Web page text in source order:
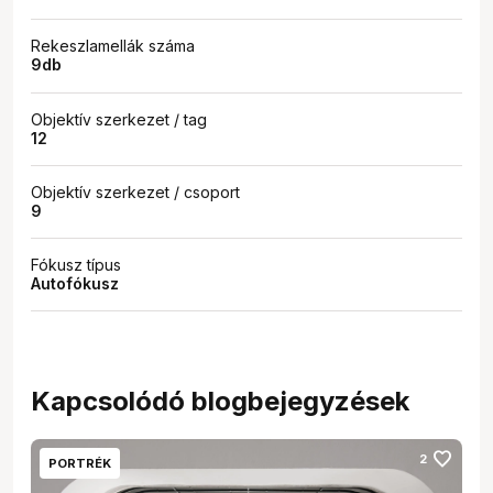
Rekeszlamellák száma
9db
Objektív szerkezet / tag
12
Objektív szerkezet / csoport
9
Fókusz típus
Autofókusz
Kapcsolódó blogbejegyzések
PORTRÉK 2 favorite